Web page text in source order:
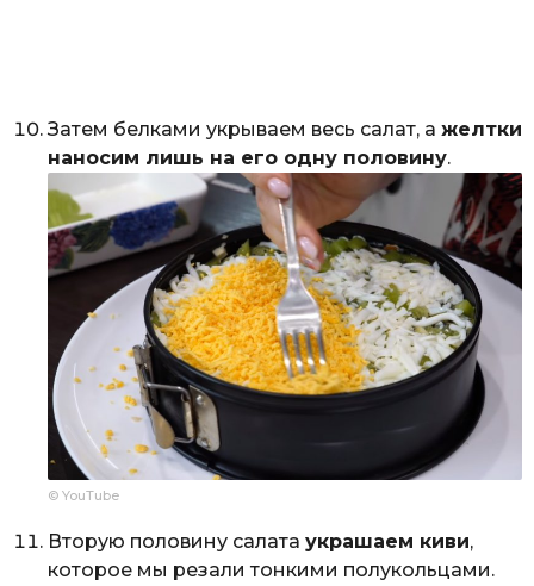
Затем белками укрываем весь салат, а желтки
наносим лишь на его одну половину.
© YouTube
Вторую половину салата украшаем киви,
которое мы резали тонкими полукольцами.